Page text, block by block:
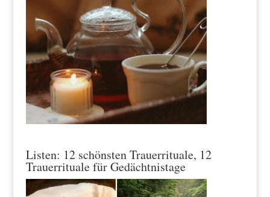
Listen: 12 schönsten Trauerrituale, 12
Trauerrituale für Gedächtnistage